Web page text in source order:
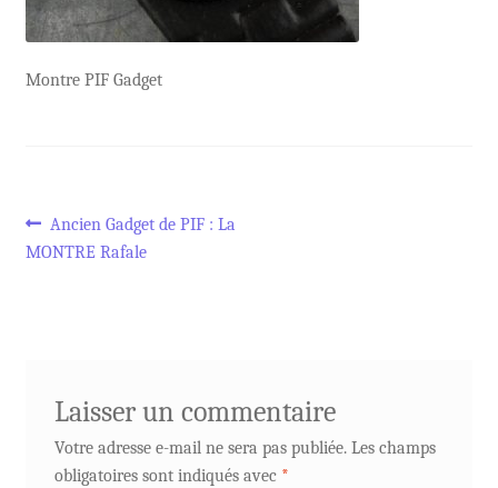
Montre PIF Gadget
Navigation
Article
précédent :
Ancien Gadget de PIF : La
MONTRE Rafale
Laisser un commentaire
Votre adresse e-mail ne sera pas publiée. Les champs
obligatoires sont indiqués avec *